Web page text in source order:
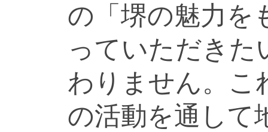
の「堺の魅力を
っていただきた
わりません。こ
の活動を通して